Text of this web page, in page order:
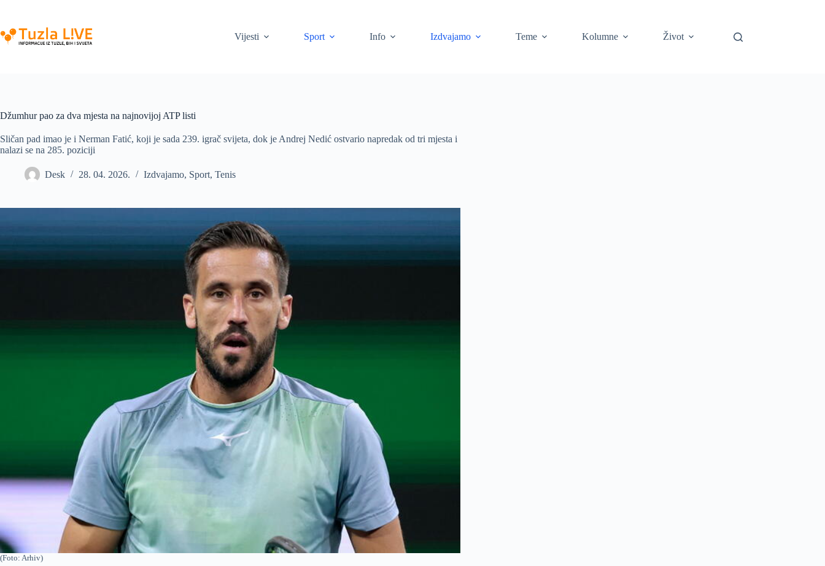
content
Vijesti
Sport Info Izdvajamo Teme Kolumne Život
Džumhur pao za dva mjesta na najnovijoj ATP listi
Sličan pad imao je i Nerman Fatić, koji je sada 239. igrač svijeta, dok je Andrej Nedić ostvario napredak od tri mjesta i
nalazi se na 285. poziciji
Desk 28. 04. 2026. Izdvajamo, Sport, Tenis
(Foto: Arhiv)